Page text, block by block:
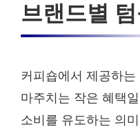
브랜드별
커피숍에서 제공하는
마주치는 작은 혜택
소비를 유도하는 의